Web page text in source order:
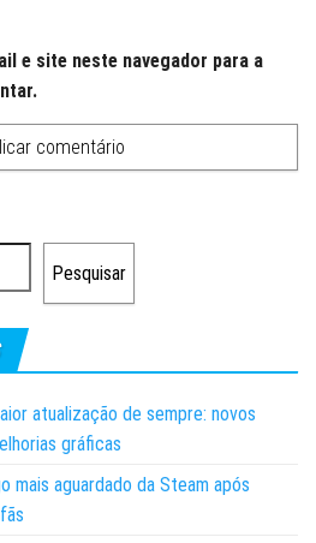
e site neste navegador para a
Pesquisar
atualização de sempre: novos
gráficas
mais aguardado da Steam após